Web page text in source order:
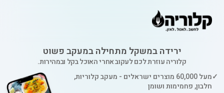
ירידה במשקל מתחילה במעקב פשוט
קלוריה עוזרת לכם לעקוב אחרי האוכל בקל ובמהירות.
✓
מעל 60,000 מוצרים ישראלים - מעקב קלוריות,
חלבון, פחמימות ושומן